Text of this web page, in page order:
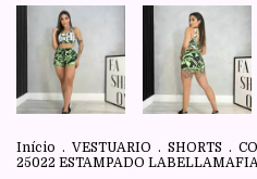
Início . VESTUARIO . SHORTS .
25022 ESTAMPADO LABELLAMAFIA